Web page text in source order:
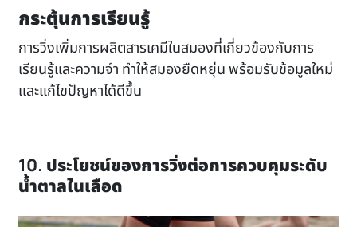
กระตุ้นการเรียนรู้
การวิ่งเพิ่มการผลิตสารเคมีในสมองที่เกี่ยวข้องกับการ
เรียนรู้และความจำ ทำให้สมองยืดหยุ่น พร้อมรับข้อมูลใหม่
และแก้ไขปัญหาได้ดีขึ้น
10. ประโยชน์ของการวิ่งต่อการควบคุมระดับ
น้ำตาลในเลือด